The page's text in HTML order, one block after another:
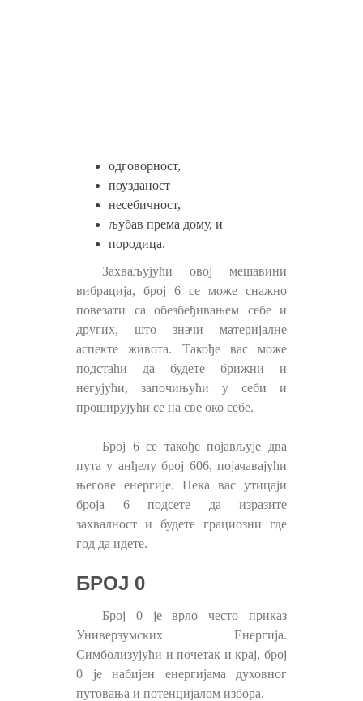
одговорност,
поузданост
несебичност,
љубав према дому, и
породица.
Захваљујући овој мешавини
вибрација, број 6 се може снажно
повезати са обезбеђивањем себе и
других, што значи материјалне
аспекте живота. Такође вас може
подстаћи да будете брижни и
негујући, започињући у себи и
проширујући се на све око себе.
Број 6 се такође појављује два
пута у анђелу број 606, појачавајући
његове енергије. Нека вас утицаји
броја 6 подсете да изразите
захвалност и будете грациозни где
год да идете.
БРОЈ 0
Број 0 је врло често приказ
Универзумских Енергија.
Симболизујући и почетак и крај, број
0 је набијен енергијама духовног
путовања и потенцијалом избора.